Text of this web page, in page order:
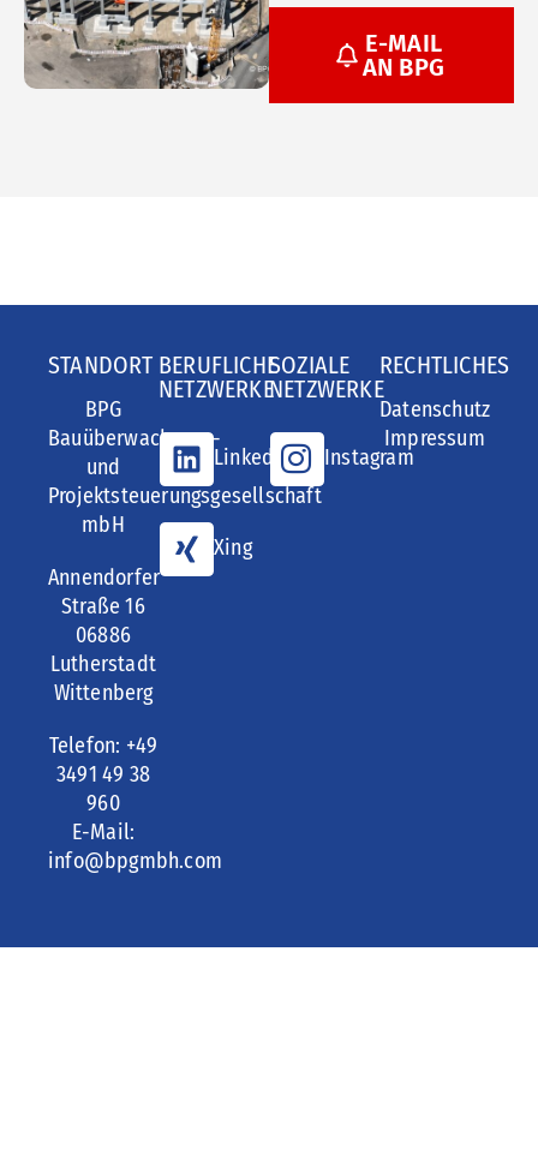
E-MAIL
AN BPG
STANDORT
BPG
Bauüberwachungs-
und
Projektsteuerungsgesellschaft
mbH
Annendorfer
Straße 16
06886
Lutherstadt
Wittenberg
Telefon: +49
3491 49 38
960
E-Mail:
info@bpgmbh.com
BERUFLICHE
NETZWERKE
LinkedIn
Xing
SOZIALE
NETZWERKE
Instagram
RECHTLICHES
Datenschutz
Impressum